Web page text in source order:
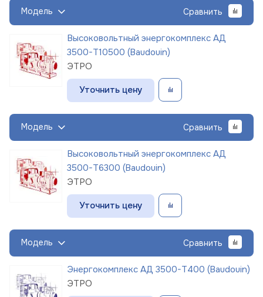
Модель Сравнить
Высоковольтный энергокомплекс АД
3500-Т10500 (Baudouin)
ЭТРО
Уточнить цену
Модель Сравнить
Высоковольтный энергокомплекс АД
3500-Т6300 (Baudouin)
ЭТРО
Уточнить цену
Модель Сравнить
Энергокомплекс АД 3500-Т400 (Baudouin)
ЭТРО